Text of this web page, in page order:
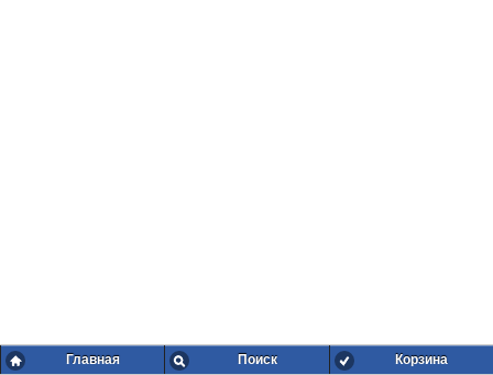
Главная Поиск Корзина